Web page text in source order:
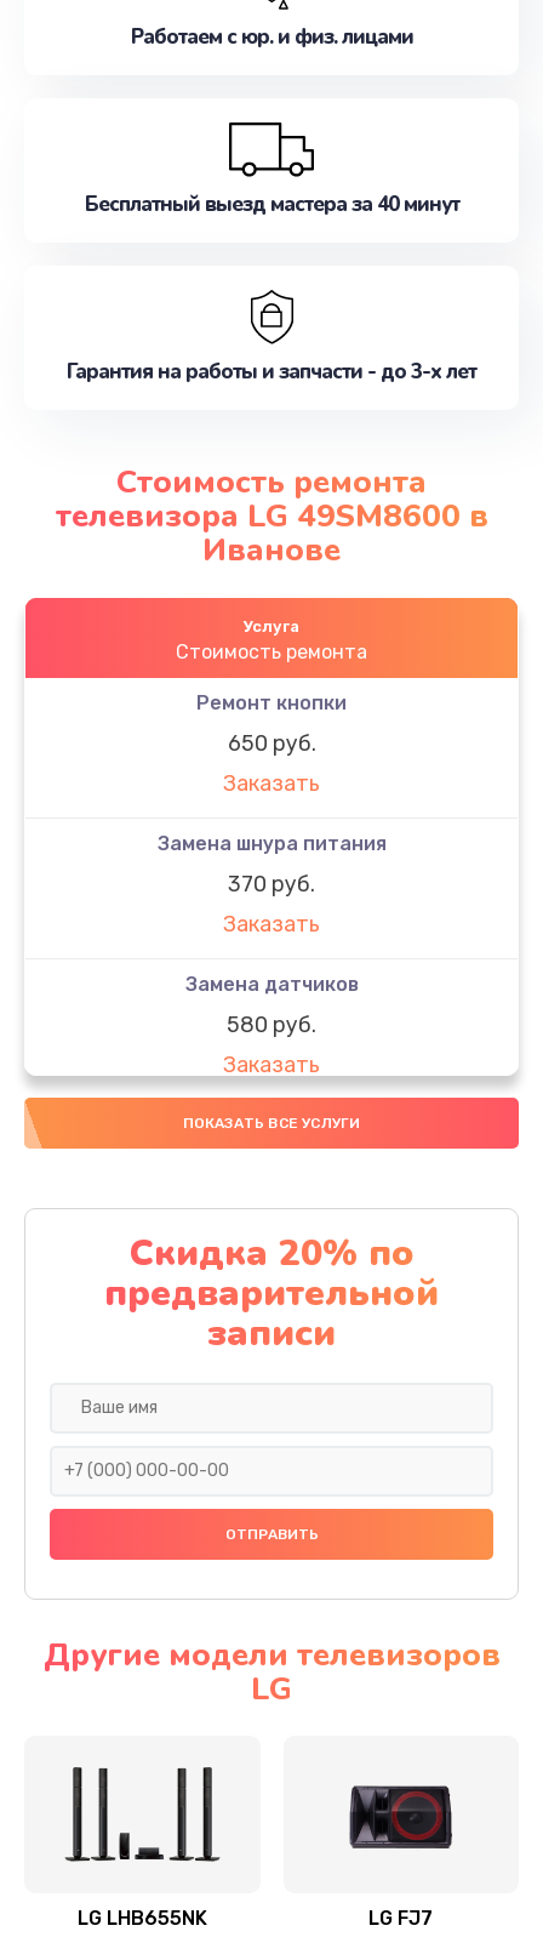
Работаем с юр. и физ. лицами
Бесплатный выезд мастера за 40 минут
Гарантия на работы и запчасти - до 3-х лет
Стоимость ремонта
телевизора LG 49SM8600 в
Иванове
Услуга
Стоимость ремонта
Ремонт кнопки
650 руб.
Заказать
Замена шнура питания
370 руб.
Заказать
Замена датчиков
580 руб.
Заказать
Комплексная чистка
Заказать
Замена дисплея (экрана)
2000 руб.
Заказать
Ремонт платы электроники
Прошивка
Ремонт механики привода
Ремонт / замена кнопок, клавиш, индикаторов,
ПОКАЗАТЬ ВСЕ УСЛУГИ
Скидка 20% по
предварительной
записи
Другие модели телевизоров
LG
LG LHB655NK LG FJ7